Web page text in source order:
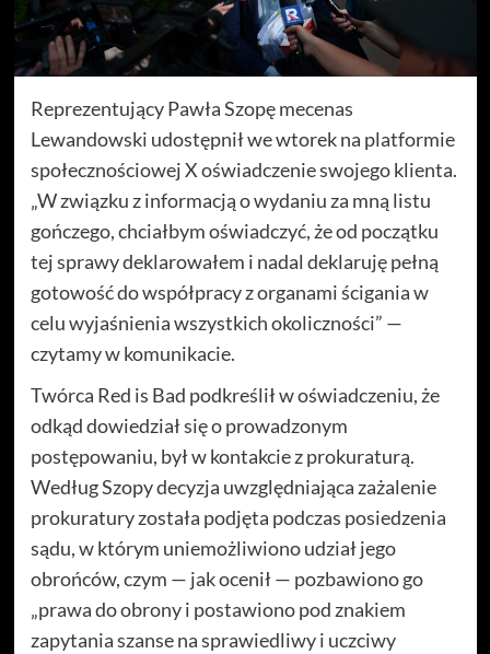
Reprezentujący Pawła Szopę mecenas
Lewandowski udostępnił we wtorek na platformie
społecznościowej X oświadczenie swojego klienta.
„W związku z informacją o wydaniu za mną listu
gończego, chciałbym oświadczyć, że od początku
tej sprawy deklarowałem i nadal deklaruję pełną
gotowość do współpracy z organami ścigania w
celu wyjaśnienia wszystkich okoliczności” —
czytamy w komunikacie.
Twórca Red is Bad podkreślił w oświadczeniu, że
odkąd dowiedział się o prowadzonym
postępowaniu, był w kontakcie z prokuraturą.
Według Szopy decyzja uwzględniająca zażalenie
prokuratury została podjęta podczas posiedzenia
sądu, w którym uniemożliwiono udział jego
obrońców, czym — jak ocenił — pozbawiono go
„prawa do obrony i postawiono pod znakiem
zapytania szanse na sprawiedliwy i uczciwy